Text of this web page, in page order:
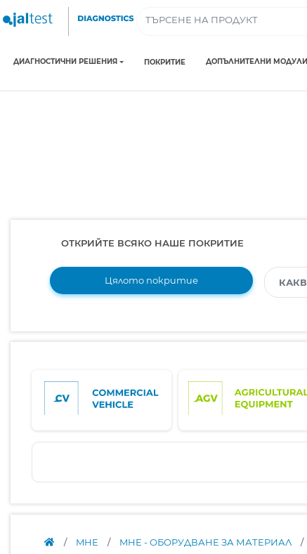
ДИАГНОСТИЧНИ РЕШЕНИЯ ПОКРИТИЕ ДОПЪЛНИТЕЛНИ МОДУЛИ
ОТКРИЙТЕ ВСЯКО НАШЕ ПОКРИТИЕ
Цялото покритие
/ MHE / MHE - ОБОРУДВАНЕ ЗА МАТЕРИАЛ /